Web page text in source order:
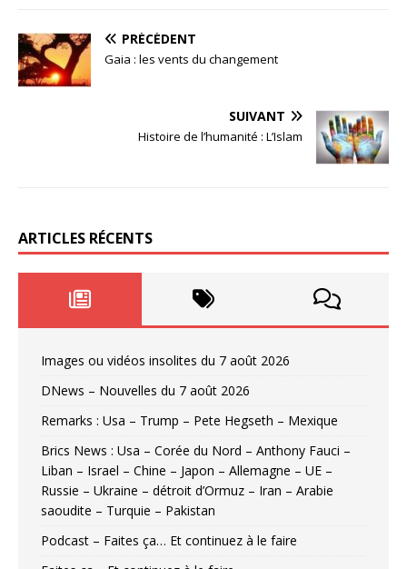
PRÉCÉDENT
Gaia : les vents du changement
SUIVANT
Histoire de l’humanité : L’Islam
ARTICLES RÉCENTS
Images ou vidéos insolites du 7 août 2026
DNews – Nouvelles du 7 août 2026
Remarks : Usa – Trump – Pete Hegseth – Mexique
Brics News : Usa – Corée du Nord – Anthony Fauci –
Liban – Israel – Chine – Japon – Allemagne – UE –
Russie – Ukraine – détroit d’Ormuz – Iran – Arabie
saoudite – Turquie – Pakistan
Podcast – Faites ça… Et continuez à le faire